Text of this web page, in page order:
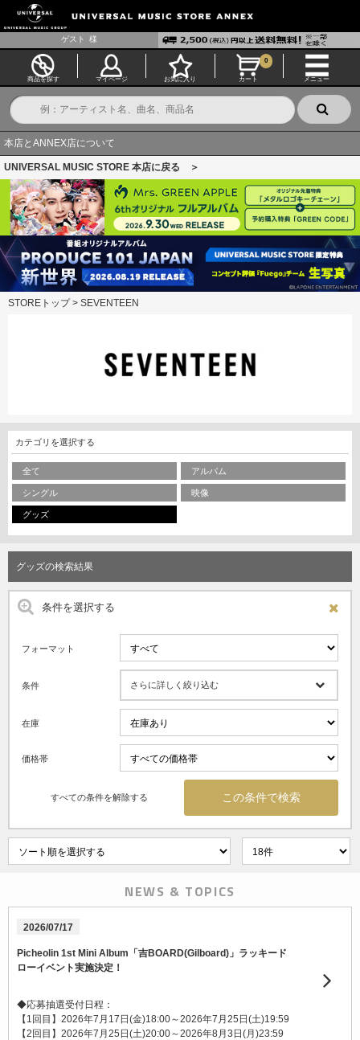
ゲスト 様
商品を探す マイページ お気に入り カート
0
メニュー
本店とANNEX店について
UNIVERSAL MUSIC STORE 本店に戻る ＞
STOREトップ> SEVENTEEN
カテゴリを選択する
全て アルバム
シングル 映像
グッズ
グッズの検索結果
条件を選択する
フォーマット
条件 さらに詳しく絞り込む
在庫
価格帯
すべての条件を解除する
NEWS & TOPICS
2026/07/17
Picheolin 1st Mini Album「吉BOARD(Gilboard)」ラッキード
ローイベント実施決定！
◆応募抽選受付日程：
【1回目】2026年7月17日(金)18:00～2026年7月25日(土)19:59
【2回目】2026年7月25日(土)20:00～2026年8月3日(月)23:59